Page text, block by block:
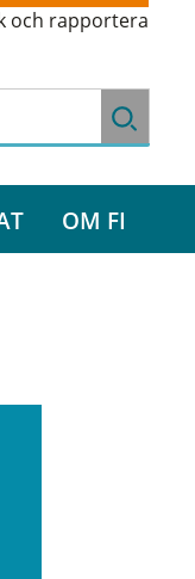
och rapportera
OM FI